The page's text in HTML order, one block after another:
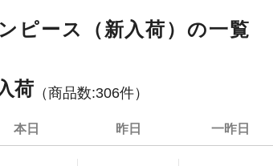
ピース（新入荷）の一覧
荷 （商品数:306件）
本日 昨日 一昨日